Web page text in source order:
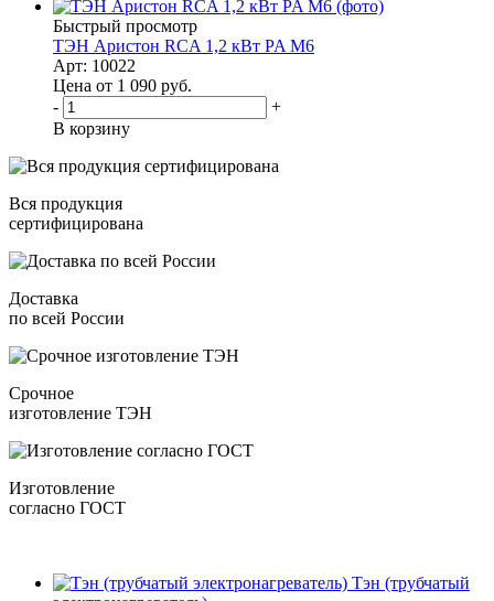
Быстрый просмотр
ТЭН Аристон RCA 1,2 кВт PA M6
Арт: 10022
Цена от 1 090 руб.
-
+
В корзину
Вся продукция
сертифицирована
Доставка
по всей России
Срочное
изготовление ТЭН
Изготовление
согласно ГОСТ
Тэн (трубчатый